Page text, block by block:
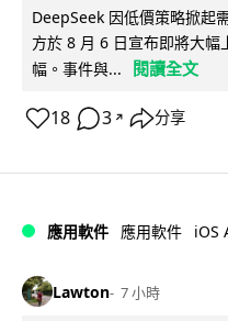
DeepSeek 因低價策略掀起
方於 8 月 6 日宣布即將大幅
幅。事件與...
閱讀全文
18 3 ↗ 分享
應用軟件 應用軟件 iOS
Lawton 7 小時